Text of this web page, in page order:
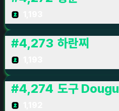
#4,273 하란찌
#4,274 도구 Dougu